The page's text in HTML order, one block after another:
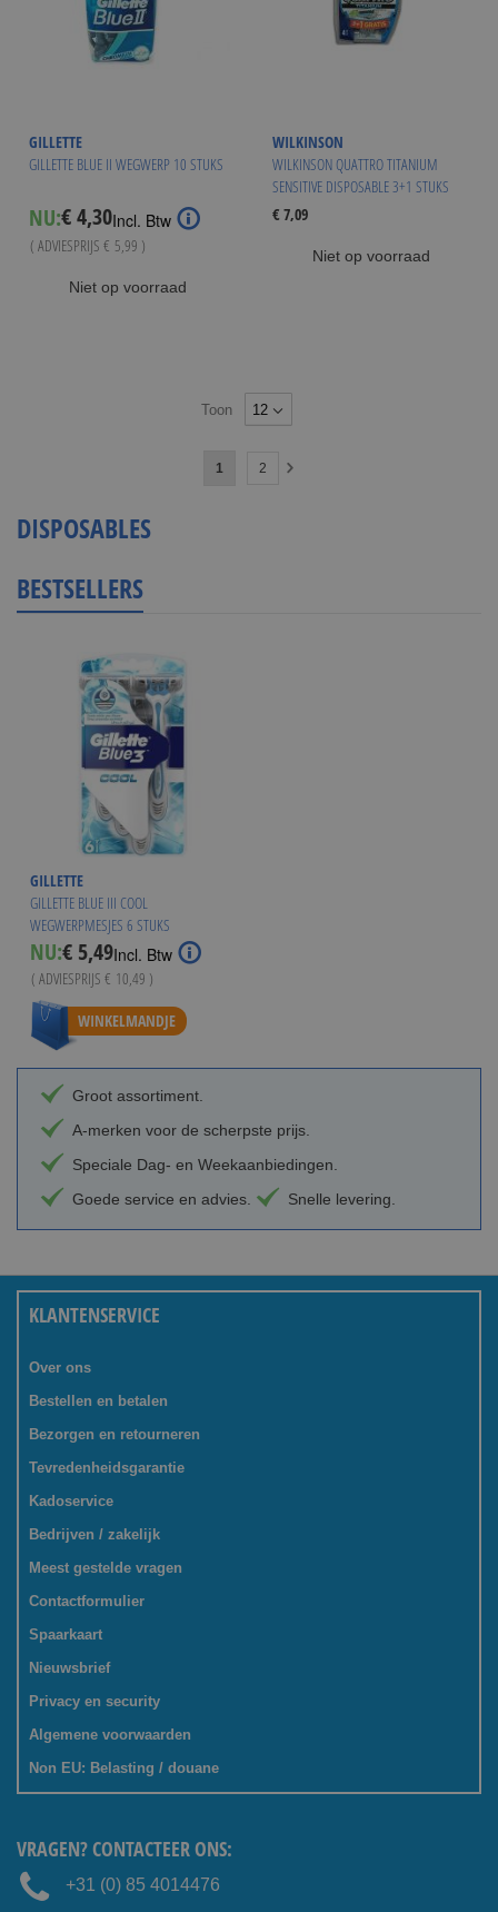
GILLETTE
GILLETTE BLUE II WEGWERP 10 STUKS
NU:Special
Price
€ 4,30Incl. Btw
( ADVIESPRIJS € 5,99 )
Niet op voorraad
WILKINSON
WILKINSON QUATTRO TITANIUM
SENSITIVE DISPOSABLE 3+1 STUKS
€ 7,09
Niet op voorraad
Toon
U1 Pagina
2
DISPOSABLES
BESTSELLERS
GILLETTE
GILLETTE BLUE III COOL
WEGWERPMESJES 6 STUKS
NU:Special
Price
€ 5,49Incl. Btw
( ADVIESPRIJS € 10,49 )
WINKELMANDJE
Groot assortiment.
A-merken voor de scherpste prijs.
Speciale Dag- en Weekaanbiedingen.
Goede service en advies.
Snelle levering.
KLANTENSERVICE
Over ons
Bestellen en betalen
Bezorgen en retourneren
Tevredenheidsgarantie
Kadoservice
Bedrijven / zakelijk
Meest gestelde vragen
Contactformulier
Spaarkaart
Nieuwsbrief
Privacy en security
Algemene voorwaarden
Non EU: Belasting / douane
VRAGEN? CONTACTEER ONS:
+31 (0) 85 4014476